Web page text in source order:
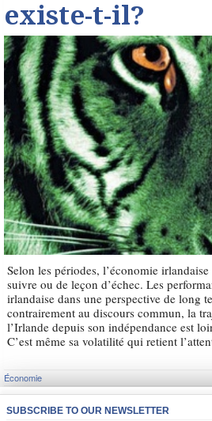
existe-t-il?
Selon les périodes, l’économie
suivre ou de leçon d’échec. Les
irlandaise dans une perspective de long
contrairement au discours commun, la
l’Irlande depuis son indépendance est
C’est même sa volatilité qui retient
Économie
SUBSCRIBE TO OUR NEWSLETTER
JOIN US